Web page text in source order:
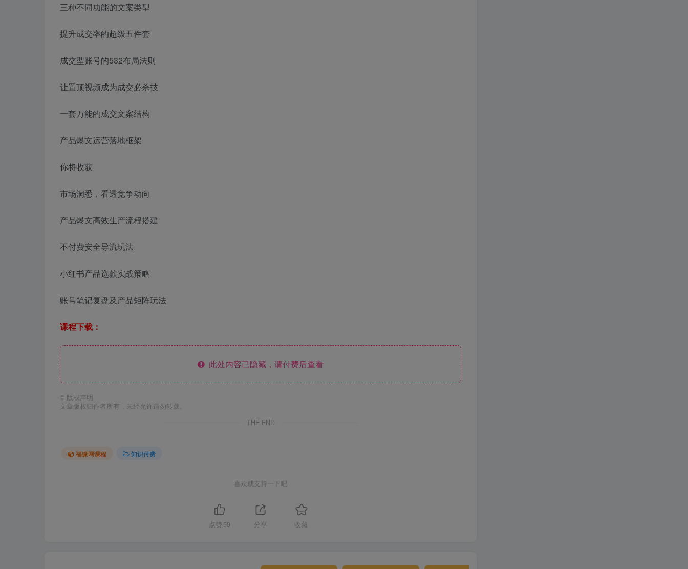
三种不同功能的文案类型
提升成交率的超级五件套
成交型账号的532布局法则
让置顶视频成为成交必杀技
一套万能的成交文案结构
产品爆文运营落地框架
你将收获
市场洞悉，看透竞争动向
产品爆文高效生产流程搭建
不付费安全导流玩法
小红书产品选款实战策略
账号笔记复盘及产品矩阵玩法
课程下载：
此处内容已隐藏，请付费后查看
© 版权声明
文章版权归作者所有，未经允许请勿转载。
THE END
福缘网课程 知识付费
喜欢就支持一下吧
点赞 59 分享 收藏